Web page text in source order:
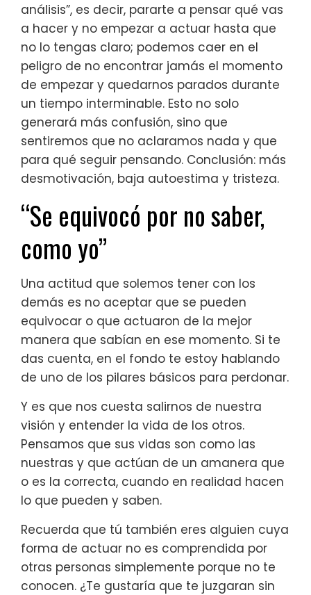
análisis”, es decir, pararte a pensar qué vas
a hacer y no empezar a actuar hasta que
no lo tengas claro; podemos caer en el
peligro de no encontrar jamás el momento
de empezar y quedarnos parados durante
un tiempo interminable. Esto no solo
generará más confusión, sino que
sentiremos que no aclaramos nada y que
para qué seguir pensando. Conclusión: más
desmotivación, baja autoestima y tristeza.
“Se equivocó por no saber,
como yo”
Una actitud que solemos tener con los
demás es no aceptar que se pueden
equivocar o que actuaron de la mejor
manera que sabían en ese momento. Si te
das cuenta, en el fondo te estoy hablando
de uno de los pilares básicos para perdonar.
Y es que nos cuesta salirnos de nuestra
visión y entender la vida de los otros.
Pensamos que sus vidas son como las
nuestras y que actúan de un amanera que
o es la correcta, cuando en realidad hacen
lo que pueden y saben.
Recuerda que tú también eres alguien cuya
forma de actuar no es comprendida por
otras personas simplemente porque no te
conocen. ¿Te gustaría que te juzgaran sin